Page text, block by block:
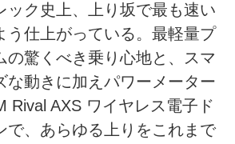
ック史上、上り坂で最も速い
う仕上がっている。最軽量プ
の驚くべき乗り心地と、スマ
な動きに加えパワーメーター
Rival AXS ワイヤレス電子ド
で、あらゆる上りをこれまで